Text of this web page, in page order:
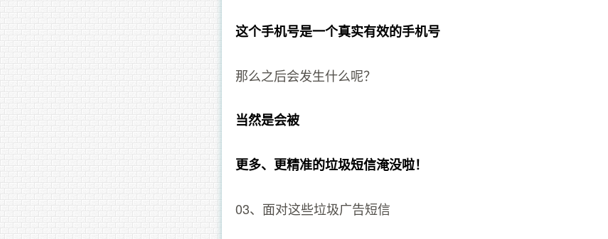
这个手机号是一个真实有效的手机号
那么之后会发生什么呢？
当然是会被
更多、更精准的垃圾短信淹没啦！
03、面对这些垃圾广告短信